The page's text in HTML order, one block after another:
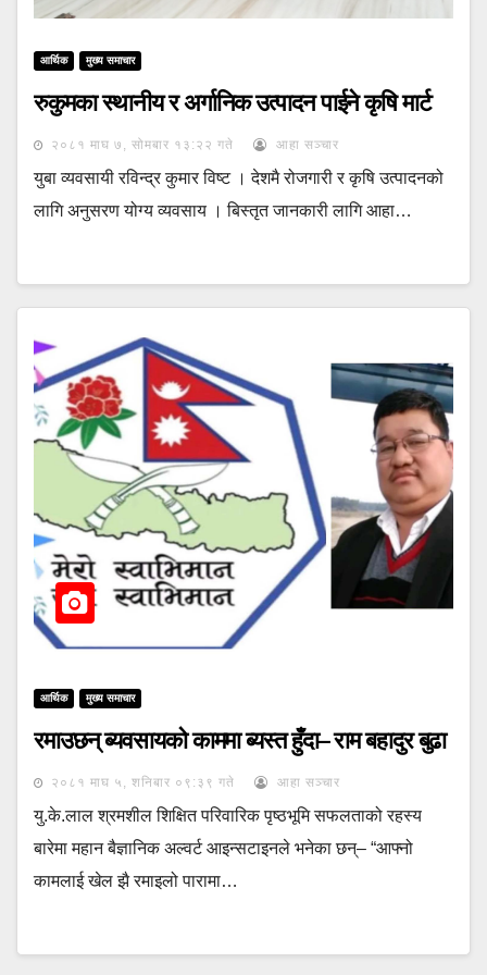
आर्थिक मुख्य समाचार
रुकुमका स्थानीय र अर्गानिक उत्पादन पाईने कृषि मार्ट
२०८१ माघ ७, सोमबार १३:२२ गते आहा सञ्चार
युबा व्यवसायी रविन्द्र कुमार विष्ट । देशमै रोजगारी र कृषि उत्पादनको
लागि अनुसरण योग्य व्यवसाय । बिस्तृत जानकारी लागि आहा…
आर्थिक मुख्य समाचार
रमाउछन् ब्यवसायको काममा ब्यस्त हुँदा– राम बहादुर बुढा
२०८१ माघ ५, शनिबार ०९:३९ गते आहा सञ्चार
यु.के.लाल श्रमशील शिक्षित परिवारिक पृष्ठभूमि सफलताको रहस्य
बारेमा महान बैज्ञानिक अल्वर्ट आइन्सटाइनले भनेका छन्– “आफ्नो
कामलाई खेल झै रमाइलो पारामा…